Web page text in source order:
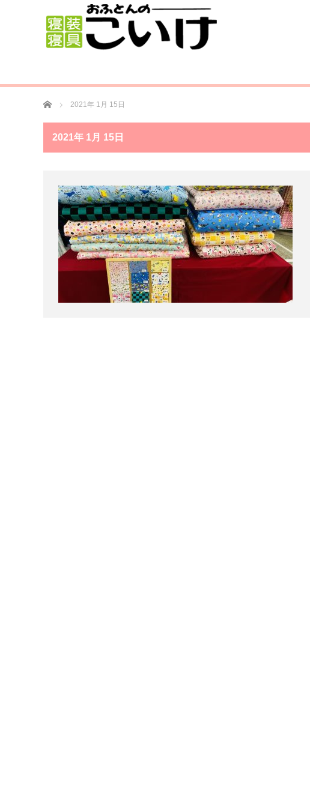
ホーム 2021年 1月 15日
2021年 1月 15日